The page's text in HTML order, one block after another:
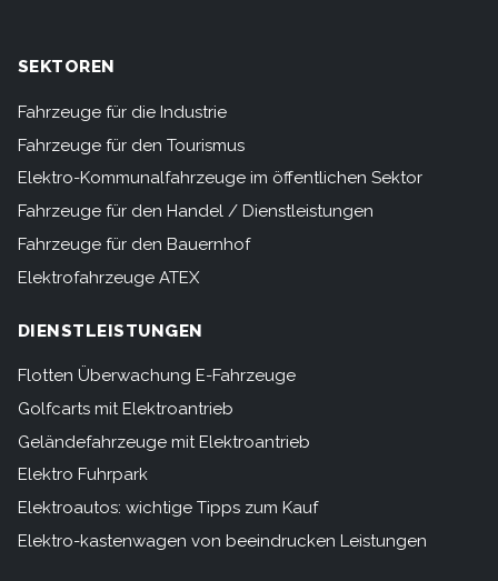
SEKTOREN
Fahrzeuge für die Industrie
Fahrzeuge für den Tourismus
Elektro-Kommunalfahrzeuge im öffentlichen Sektor
Fahrzeuge für den Handel / Dienstleistungen
Fahrzeuge für den Bauernhof
Elektrofahrzeuge ATEX
DIENSTLEISTUNGEN
Flotten Überwachung E-Fahrzeuge
Golfcarts mit Elektroantrieb
Geländefahrzeuge mit Elektroantrieb
Elektro Fuhrpark
Elektroautos: wichtige Tipps zum Kauf
Elektro-kastenwagen von beeindrucken Leistungen